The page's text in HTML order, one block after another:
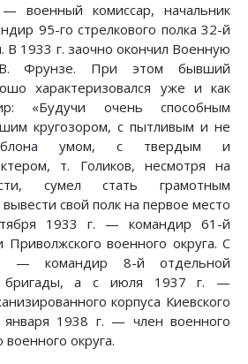
военный комиссар, начальник
95-го стрелкового полка 32-й
В 1933 г. заочно окончил Военную
Фрунзе. При этом бывший
характеризовался уже и как
«Будучи очень способным
кругозором, с пытливым и не
умом, с твердым и
т. Голиков, несмотря на
сумел стать грамотным
свой полк на первое место
1933 г. — командир 61-й
Приволжского военного округа. С
— командир 8-й отдельной
бригады, а с июля 1937 г. —
корпуса Киевского
января 1938 г. — член военного
военного округа.